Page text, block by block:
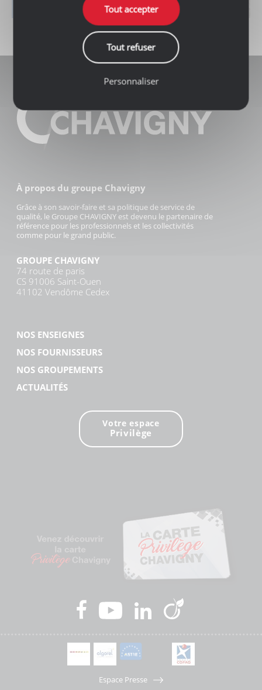
À propos du groupe Chavigny
Grâce à son savoir-faire et sa politique de service de
qualité, le Groupe CHAVIGNY est devenu le partenaire de
référence pour les professionnels et les collectivités
comme pour le grand public.
GROUPE CHAVIGNY
74 route de paris
CS 91006 Saint-Ouen
41102 Vendôme Cedex
NOS ENSEIGNES
NOS FOURNISSEURS
NOS GROUPEMENTS
ACTUALITÉS
Votre espace
Privilège
Espace Presse
Tout accepter
Tout refuser
Personnaliser